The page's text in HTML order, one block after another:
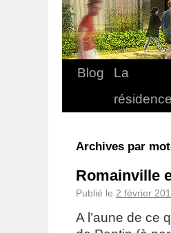
Blog
La
résidence
Archives par
Romainville
Publié le 2 février
A l’aune de ce